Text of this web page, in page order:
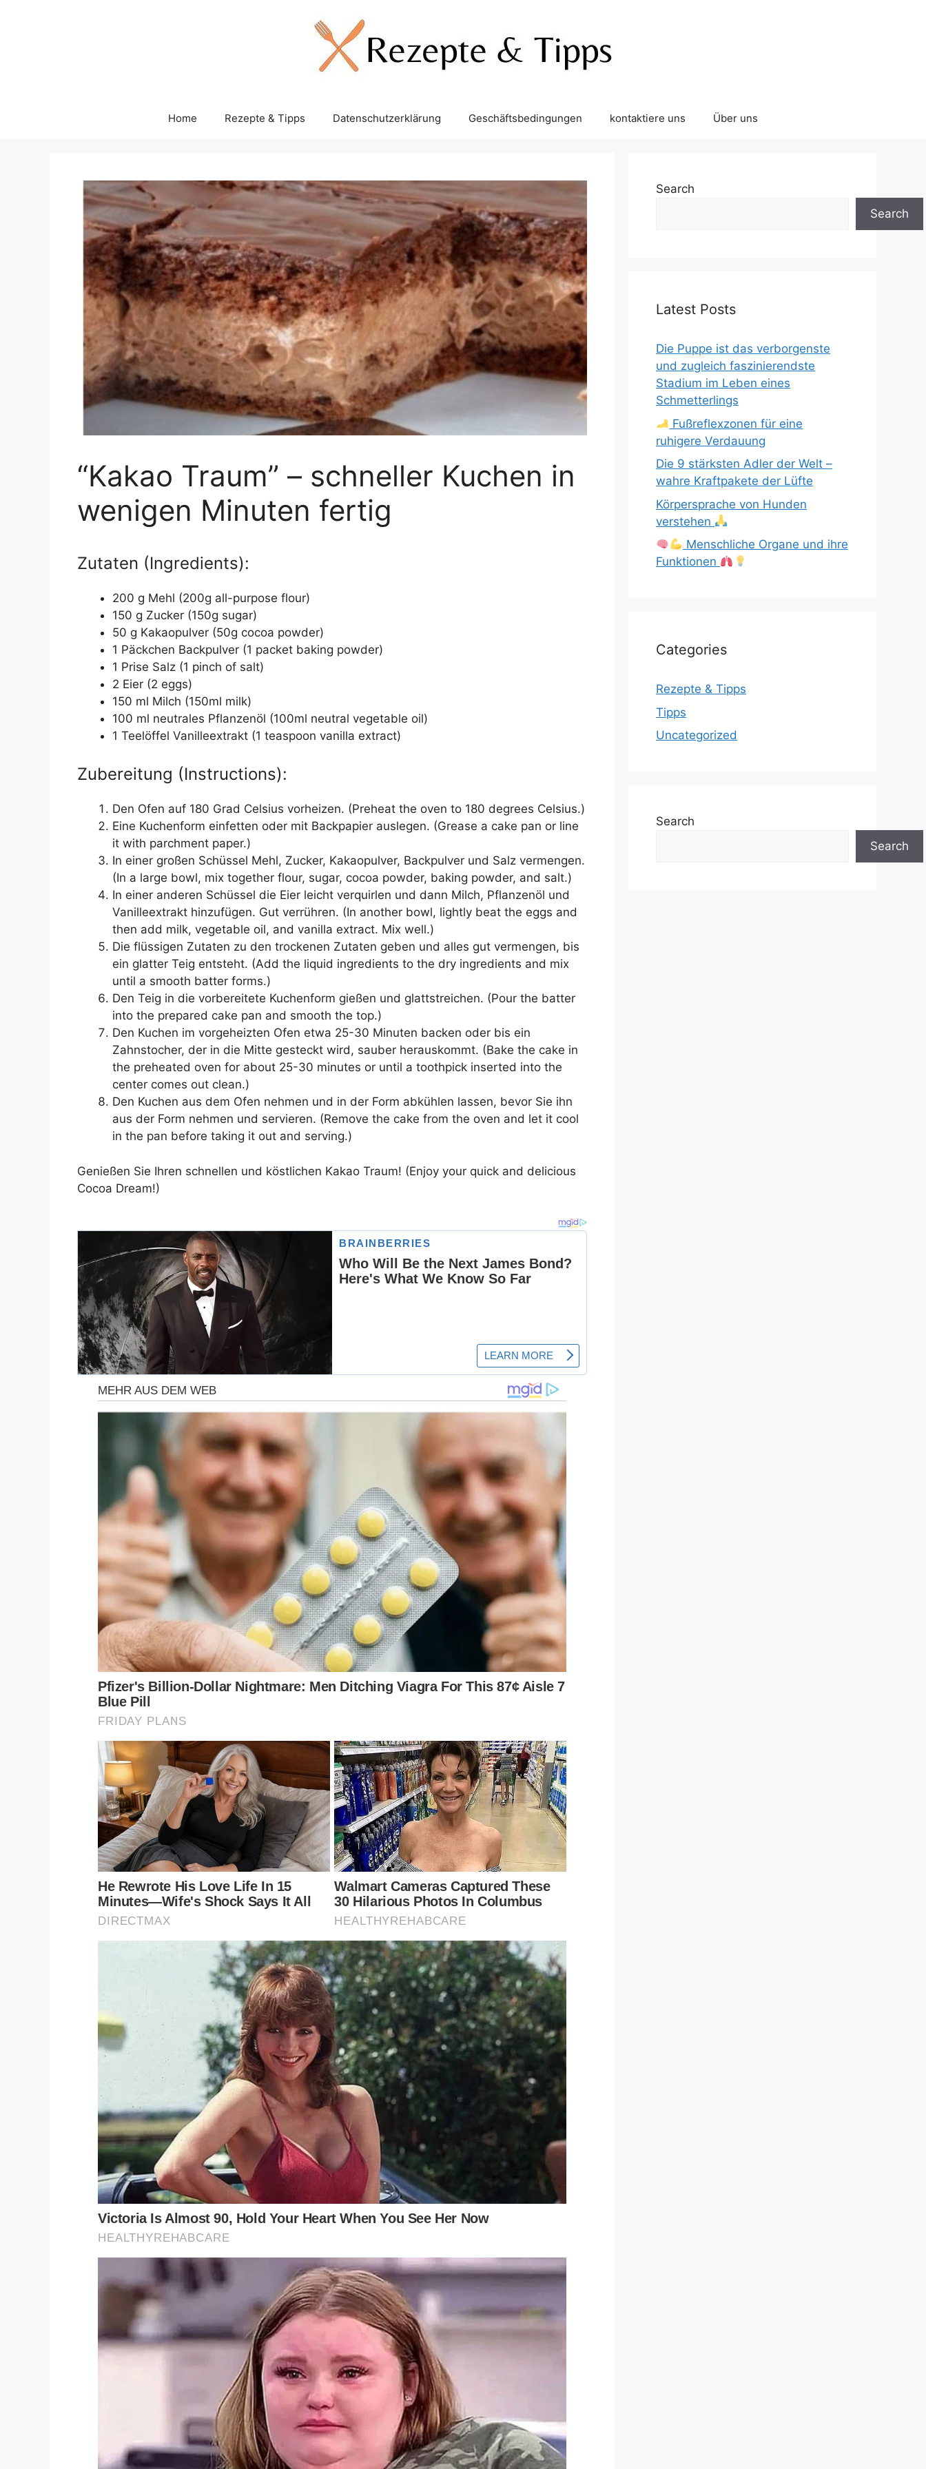
Home Rezepte & Tipps Datenschutzerklärung Geschäftsbedingungen kontaktiere uns Über uns
“Kakao Traum” – schneller Kuchen in
wenigen Minuten fertig
Zutaten (Ingredients):
200 g Mehl (200g all-purpose flour)
150 g Zucker (150g sugar)
50 g Kakaopulver (50g cocoa powder)
1 Päckchen Backpulver (1 packet baking powder)
1 Prise Salz (1 pinch of salt)
2 Eier (2 eggs)
150 ml Milch (150ml milk)
100 ml neutrales Pflanzenöl (100ml neutral vegetable oil)
1 Teelöffel Vanilleextrakt (1 teaspoon vanilla extract)
Zubereitung (Instructions):
Den Ofen auf 180 Grad Celsius vorheizen. (Preheat the oven to 180 degrees Celsius.)
Eine Kuchenform einfetten oder mit Backpapier auslegen. (Grease a cake pan or line
it with parchment paper.)
In einer großen Schüssel Mehl, Zucker, Kakaopulver, Backpulver und Salz vermengen.
(In a large bowl, mix together flour, sugar, cocoa powder, baking powder, and salt.)
In einer anderen Schüssel die Eier leicht verquirlen und dann Milch, Pflanzenöl und
Vanilleextrakt hinzufügen. Gut verrühren. (In another bowl, lightly beat the eggs and
then add milk, vegetable oil, and vanilla extract. Mix well.)
Die flüssigen Zutaten zu den trockenen Zutaten geben und alles gut vermengen, bis
ein glatter Teig entsteht. (Add the liquid ingredients to the dry ingredients and mix
until a smooth batter forms.)
Den Teig in die vorbereitete Kuchenform gießen und glattstreichen. (Pour the batter
into the prepared cake pan and smooth the top.)
Den Kuchen im vorgeheizten Ofen etwa 25-30 Minuten backen oder bis ein
Zahnstocher, der in die Mitte gesteckt wird, sauber herauskommt. (Bake the cake in
the preheated oven for about 25-30 minutes or until a toothpick inserted into the
center comes out clean.)
Den Kuchen aus dem Ofen nehmen und in der Form abkühlen lassen, bevor Sie ihn
aus der Form nehmen und servieren. (Remove the cake from the oven and let it cool
in the pan before taking it out and serving.)
Genießen Sie Ihren schnellen und köstlichen Kakao Traum! (Enjoy your quick and delicious
Cocoa Dream!)
Search
Search
Latest Posts
Die Puppe ist das verborgenste
und zugleich faszinierendste
Stadium im Leben eines
Schmetterlings
Fußreflexzonen für eine
ruhigere Verdauung
Die 9 stärksten Adler der Welt –
wahre Kraftpakete der Lüfte
Körpersprache von Hunden
verstehen
Menschliche Organe und ihre
Funktionen
Categories
Rezepte & Tipps
Tipps
Uncategorized
Search
Search